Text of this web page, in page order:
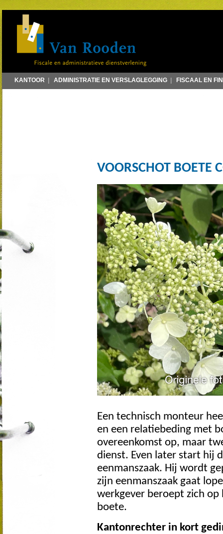
KANTOOR | ADMINISTRATIE EN VERSLAGLEGGING | FISCAAL EN
VOORSCHOT BOETE
Een technisch monteur
en een relatiebeding met
overeenkomst op, maar
dienst. Even later start hij
eenmanszaak. Hij wordt
zijn eenmanszaak gaat
werkgever beroept zich
boete.
Kantonrechter in kort